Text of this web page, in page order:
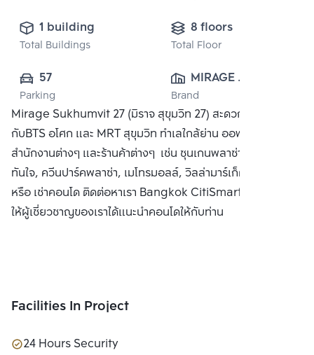
1 building
Total Buildings
8 floors
Total Floor
57
Parking
MIRAGE
PROPERTY PLUS
CO., LTD.
Brand
Mirage Sukhumvit 27 (มิราจ สุขุมวิท 27) สะดวกสบาย ใกล้
กับBTS อโศก และ MRT สุขุมวิท ทำเลใกล้ย่าน ออฟฟิศ อาคาร
สำนักงานต่างๆ และร้านค้าต่างๆ เช่น ซุนเกนพลาซ่า, แม็กซ์แวลู่
ทันใจ, ควีนปาร์คพลาซ่า, เมโทรมอลล์, วิลล่ามาร์เก็ต ซื้อ ขาย
หรือ เช่าคอนโด ติดต่อหาเรา Bangkok CitiSmart ได้ทันที เพื่อ
ให้ผู้เชี่ยวชาญของเราได้แนะนำคอนโดให้กับท่าน
Facilities In Project
24 Hours Security